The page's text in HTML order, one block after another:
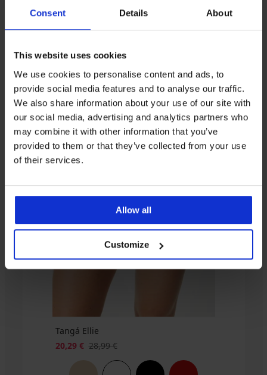
Consent Details About
This website uses cookies
We use cookies to personalise content and ads, to
provide social media features and to analyse our traffic.
We also share information about your use of our site with
our social media, advertising and analytics partners who
may combine it with other information that you’ve
provided to them or that they’ve collected from your use
of their services.
Allow all
Customize
5
Podprsenka
Push-
Up
košíčkami
5
Podprsenka
Frozen
47,99
4,8
Podprsenka
Alissa
Push-
€
5
30,99
Podprsenka
Bonded
Micro
s
vyberateľnými
41,99
€
Podprsenka
Fleur
Push
vyberateľnými
vypchávka...
€
Výpredaj -50%
4,6
Podprsenka
Cabello
Push-
€
Podprsenka
Mystic
Lace
Podprsenka
Delicate
Podprsenka
Sloggi
ZERO
Push-
Up
43,99
LIMITED -20%
2PACK
Podprsenka
€
LIMITED -30%
Podprsenka
Push-
€
Z rovnakej kolekcie
Tangá Ellie
20,29 € 28,99 €